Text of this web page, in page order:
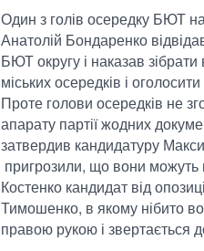
Один з голів осередку БЮТ
Анатолій Бондаренко
БЮТ округу і наказав
міських осередків і
Проте голови осередків не
апарату партії жодних
затвердив кандидатуру
пригрозили, що вони можуть
Костенко кандидат від
Тимошенко, в якому нібито
правою рукою і звертається